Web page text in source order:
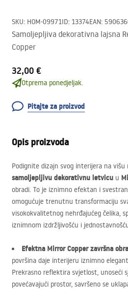
SKU: HOM-09971ID: 13374EAN:
Samoljepljiva dekorativna lajsna
Copper
32,00 €
Otprema ponedjeljak.
Pitajte za proizvod
Opis proizvoda
Podignite dizajn svog interijera na višu
samoljepljivu dekorativnu letvicu u
obradi. To je iznimno efektan i
omogućuje trenutnu transformaciju
visokokvalitetnog nehrđajućeg čelika,
iznimnom izdržljivošću i
Efektna Mirror Copper završna
površina daje interijeru iznimno
Prekrasno reflektira svjetlost, unoseći
povećavajući prostor, savršeno se